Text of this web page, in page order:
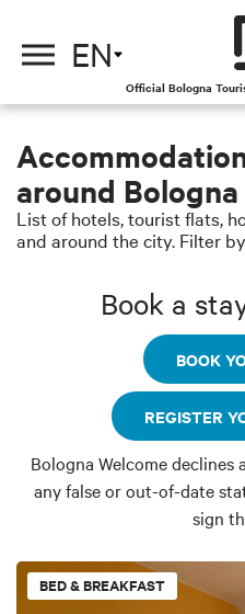
EN
Official Bologna
around Bologna
List of hotels, tourist flats,
and around the city. Filter
Book a
BOOK
REGISTER
Bologna Welcome
any false or out-of-date
sign
BED & BREAKFAST